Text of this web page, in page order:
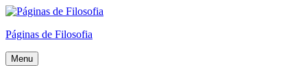
Skip
content
Páginas de Filosofia
Menu